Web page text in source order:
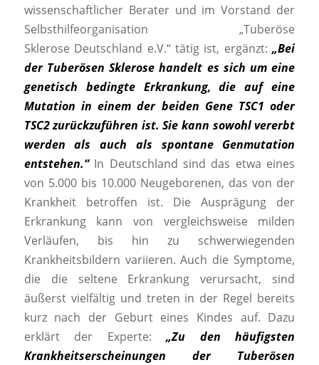
wissenschaftlicher Berater und im Vorstand der
Selbsthilfeorganisation „Tuberöse
Sklerose Deutschland e.V.“ tätig ist, ergänzt:„Bei
der Tuberösen Sklerose handelt es sich um eine
genetisch bedingte Erkrankung, die auf eine
Mutation in einem der beiden Gene TSC1 oder
TSC2 zurückzuführen ist. Sie kann sowohl vererbt
werden als auch als spontane Genmutation
entstehen.“ In Deutschland sind das etwa eines
von 5.000 bis 10.000 Neugeborenen, das von der
Krankheit betroffen ist. Die Ausprägung der
Erkrankung kann von vergleichsweise milden
Verläufen, bis hin zu schwerwiegenden
Krankheitsbildern variieren. Auch die Symptome,
die die seltene Erkrankung verursacht, sind
äußerst vielfältig und treten in der Regel bereits
kurz nach der Geburt eines Kindes auf. Dazu
erklärt der Experte:„Zu den häufigsten
Krankheitserscheinungen der Tuberösen